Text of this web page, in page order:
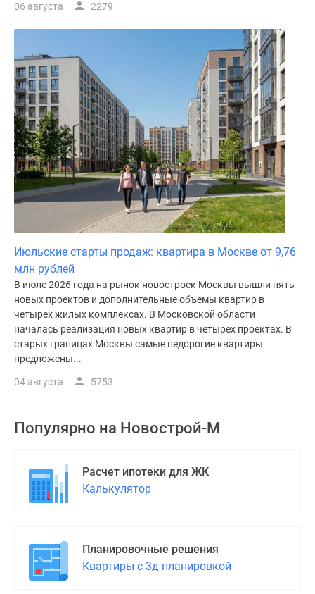
06 августа 2279
Июльские старты продаж: квартира в Москве от 9,76
млн рублей
В июле 2026 года на рынок новостроек Москвы вышли пять
новых проектов и дополнительные объемы квартир в
четырех жилых комплексах. В Московской области
началась реализация новых квартир в четырех проектах. В
старых границах Москвы самые недорогие квартиры
предложены...
04 августа 5753
Популярно на Новострой-М
Расчет ипотеки для ЖК
Калькулятор
Планировочные решения
Квартиры с 3д планировкой